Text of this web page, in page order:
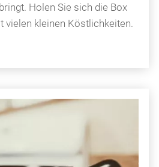
Holen Sie sich die Box
vielen kleinen Köstlichkeiten.